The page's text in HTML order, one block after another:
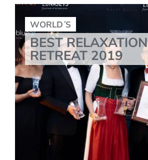
WORLD´S
BEST RELAXATION
RETREAT 2019